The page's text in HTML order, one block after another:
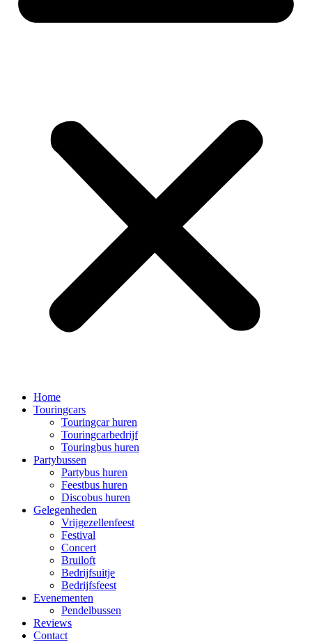
Home
Touringcars
Touringcar huren
Touringcarbedrijf
Touringbus huren
Partybussen
Partybus huren
Feestbus huren
Discobus huren
Gelegenheden
Vrijgezellenfeest
Festival
Concert
Bruiloft
Bedrijfsuitje
Bedrijfsfeest
Evenementen
Pendelbussen
Reviews
Contact